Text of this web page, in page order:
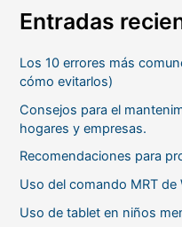
Entradas
Los 10 errores más
cómo evitarlos)
Consejos para el
hogares y empresas.
Recomendaciones para
Uso del comando MRT de
Uso de tablet en niños